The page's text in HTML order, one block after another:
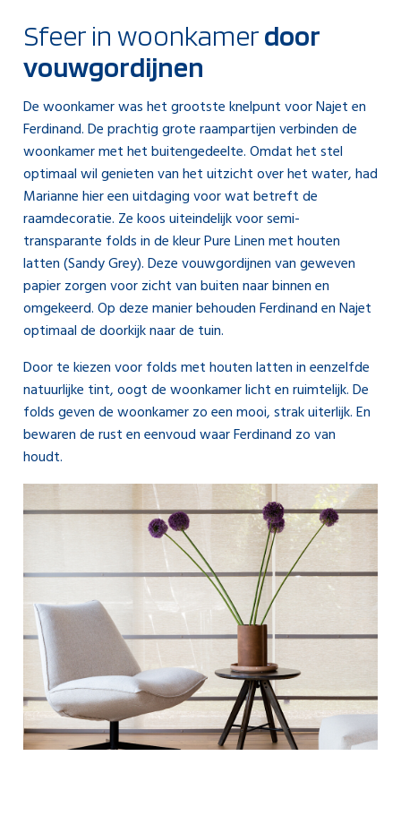
Sfeer in woonkamerdoor
vouwgordijnen
De woonkamer was het grootste knelpunt voor Najet en
Ferdinand. De prachtig grote raampartijen verbinden de
woonkamer met het buitengedeelte. Omdat het stel
optimaal wil genieten van het uitzicht over het water, had
Marianne hier een uitdaging voor wat betreft de
raamdecoratie. Ze koos uiteindelijk voor semi-
transparante folds in de kleur Pure Linen met houten
latten (Sandy Grey). Deze vouwgordijnen van geweven
papier zorgen voor zicht van buiten naar binnen en
omgekeerd. Op deze manier behouden Ferdinand en Najet
optimaal de doorkijk naar de tuin.
Door te kiezen voor folds met houten latten in eenzelfde
natuurlijke tint, oogt de woonkamer licht en ruimtelijk. De
folds geven de woonkamer zo een mooi, strak uiterlijk. En
bewaren de rust en eenvoud waar Ferdinand zo van
houdt.